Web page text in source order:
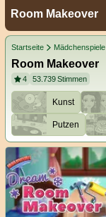
Room Makeover
Startseite Mädchenspiele
Room Makeover
4 53.739Stimmen
Kunst
Putzen